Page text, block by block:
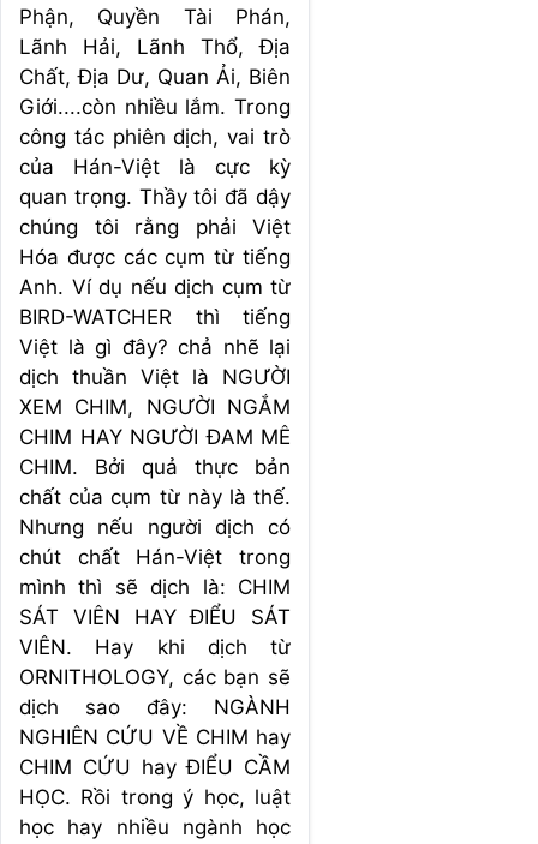
Phận, Quyền Tài Phán,
Lãnh Hải, Lãnh Thổ, Địa
Chất, Địa Dư, Quan Ải, Biên
Giới....còn nhiều lắm. Trong
công tác phiên dịch, vai trò
của Hán-Việt là cực kỳ
quan trọng. Thầy tôi đã dậy
chúng tôi rằng phải Việt
Hóa được các cụm từ tiếng
Anh. Ví dụ nếu dịch cụm từ
BIRD-WATCHER thì tiếng
Việt là gì đây? chả nhẽ lại
dịch thuần Việt là NGƯỜI
XEM CHIM, NGƯỜI NGẮM
CHIM HAY NGƯỜI ĐAM MÊ
CHIM. Bởi quả thực bản
chất của cụm từ này là thế.
Nhưng nếu người dịch có
chút chất Hán-Việt trong
mình thì sẽ dịch là: CHIM
SÁT VIÊN HAY ĐIỂU SÁT
VIÊN. Hay khi dịch từ
ORNITHOLOGY, các bạn sẽ
dịch sao đây: NGÀNH
NGHIÊN CỨU VỀ CHIM hay
CHIM CỨU hay ĐIỂU CẦM
HỌC. Rồi trong ý học, luật
học hay nhiều ngành học